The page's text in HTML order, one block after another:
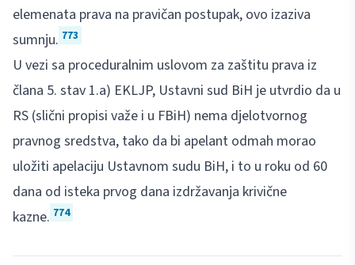
elemenata prava na pravičan postupak, ovo izaziva
sumnju. 773
U vezi sa proceduralnim uslovom za zaštitu prava iz
člana 5. stav 1.a) EKLJP, Ustavni sud BiH je utvrdio da u
RS (slični propisi važe i u FBiH) nema djelotvornog
pravnog sredstva, tako da bi apelant odmah morao
uložiti apelaciju Ustavnom sudu BiH, i to u roku od 60
dana od isteka prvog dana izdržavanja krivične
kazne. 774